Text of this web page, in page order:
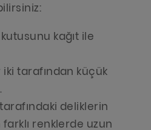
kağıt ile
tarafından küçük
deliklerin
renklerde uzun